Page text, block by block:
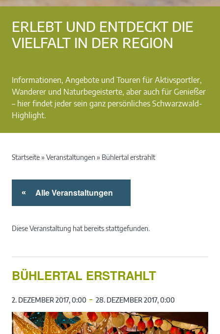
ERLEBT UND ENTDECKT DIE
VIELFALT IN DER REGION
Informationen, Angebote und Touren für Aktivsportler,
Wanderer und Naturbegeisterte, aber auch für Genießer
– hier findet jeder sein ganz persönliches Schwarzwald-
Highlight.
Startseite» Veranstaltungen » Bühlertal erstrahlt
« Alle Veranstaltungen
Diese Veranstaltung hat bereits stattgefunden.
BÜHLERTAL ERSTRAHLT
2. DEZEMBER 2017, 0:00 - 28. DEZEMBER 2017, 0:00